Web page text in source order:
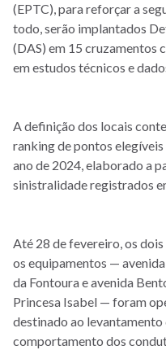
(EPTC), para reforçar a
todo, serão implantados
(DAS) em 15 cruzamentos
em estudos técnicos e
A definição dos locais
ranking de pontos
ano de 2024, elaborado a
sinistralidade registrados
Até 28 de fevereiro, os
os equipamentos —
da Fontoura e avenida
Princesa Isabel — foram
destinado ao
comportamento dos